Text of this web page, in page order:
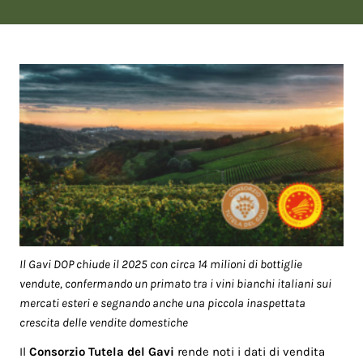
Il Gavi DOP chiude il 2025 con circa 14 milioni di bottiglie
vendute, confermando un primato tra i vini bianchi italiani sui
mercati esteri e segnando anche una piccola inaspettata
crescita delle vendite domestiche
IlConsorzio Tutela del Gavi rende noti i dati di vendita